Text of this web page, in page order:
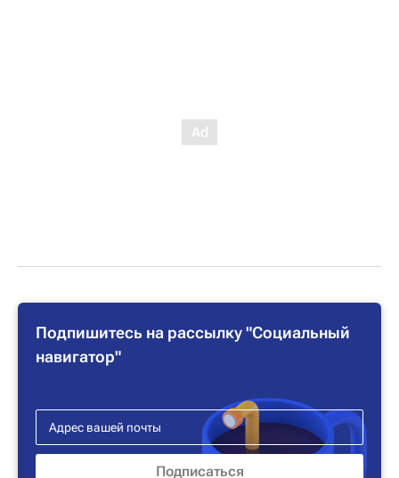
Подпишитесь на рассылку "Социальный
навигатор"